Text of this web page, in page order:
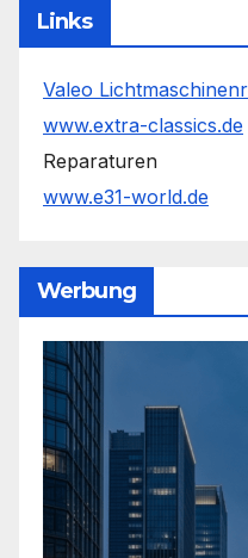
Links
Valeo
www.extra-classics.de
Reparaturen
www.e31-world.de
Werbung